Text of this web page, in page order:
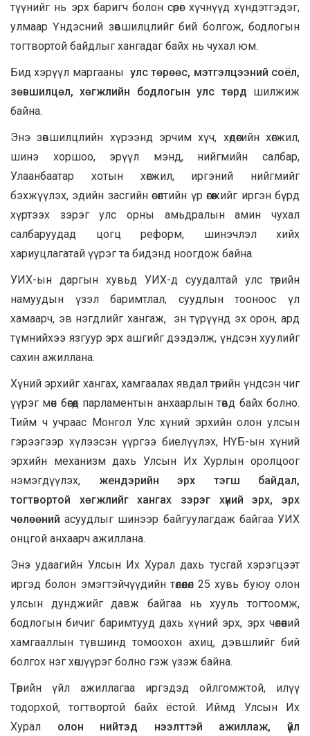
түүнийг нь эрх баригч болон сөрөг хүчнүүд хүндэтгэдэг,
улмаар Үндэсний зөвшилцлийг бий болгож, бодлогын
тогтвортой байдлыг хангадаг байх нь чухал юм.
Бид хэрүүл маргааны улс төрөөс, мэтгэлцээний соёл,
зөвшилцөл, хөгжлийн бодлогын улс төрд шилжиж
байна.
Энэ зөвшилцлийн хүрээнд эрчим хүч, хөдөөгийн хөгжил,
шинэ хоршоо, эрүүл мэнд, нийгмийн салбар,
Улаанбаатар хотын хөгжил, иргэний нийгмийг
бэхжүүлэх, эдийн засгийн өсөлтийн үр өгөөжийг иргэн бүрд
хүртээх зэрэг улс орны амьдралын амин чухал
салбаруудад цогц реформ, шинэчлэл хийх
хариуцлагатай үүрэг та бидэнд ноогдож байна.
УИХ-ын даргын хувьд УИХ-д суудалтай улс төрийн
намуудын үзэл баримтлал, суудлын тооноос үл
хамаарч, эв нэгдлийг хангаж, эн түрүүнд эх орон, ард
түмнийхээ язгуур эрх ашгийг дээдэлж, үндсэн хуулийг
сахин ажиллана.
Хүний эрхийг хангах, хамгаалах явдал төрийн үндсэн чиг
үүрэг мөн бөгөөд парламентын анхаарлын төвд байх болно.
Тийм ч учраас Монгол Улс хүний эрхийн олон улсын
гэрээгээр хүлээсэн үүргээ биелүүлэх, НҮБ-ын хүний
эрхийн механизм дахь Улсын Их Хурлын оролцоог
нэмэгдүүлэх, жендэрийн эрх тэгш байдал,
тогтвортой хөгжлийг хангах зэрэг хүний эрх, эрх
чөлөөний асуудлыг шинээр байгуулагдаж байгаа УИХ
онцгой анхаарч ажиллана.
Энэ удаагийн Улсын Их Хурал дахь тусгай хэрэгцээт
иргэд болон эмэгтэйчүүдийн төлөөлөл 25 хувь буюу олон
улсын дунджийг давж байгаа нь хууль тогтоомж,
бодлогын бичиг баримтууд дахь хүний эрх, эрх чөлөөний
хамгааллын түвшинд томоохон ахиц, дэвшлийг бий
болгох нэг хөшүүрэг болно гэж үзэж байна.
Төрийн үйл ажиллагаа иргэдэд ойлгомжтой, илүү
тодорхой, тогтвортой байх ёстой. Иймд Улсын Их
Хурал олон нийтэд нээлттэй ажиллаж, үйл